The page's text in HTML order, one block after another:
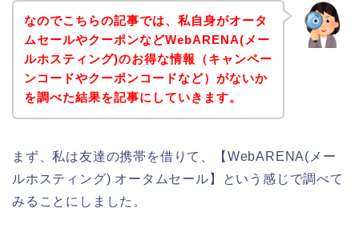
なのでこちらの記事では、私自身がオータ
ムセールやクーポンなどWebARENA(メー
ルホスティング)のお得な情報（キャンペー
ンコードやクーポンコードなど）がないか
を調べた結果を記事にしていきます。
まず、私は友達の携帯を借りて、【WebARENA(メー
ルホスティング) オータムセール】という感じで調べて
みることにしました。